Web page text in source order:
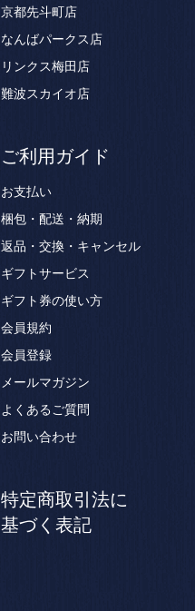
京都先斗町店
なんばパークス店
リンクス梅田店
難波スカイオ店
ご利用ガイド
お支払い
梱包・配送・納期
返品・交換・キャンセル
ギフトサービス
ギフト券の使い方
会員規約
会員登録
メールマガジン
よくあるご質問
お問い合わせ
特定商取引法に
基づく表記